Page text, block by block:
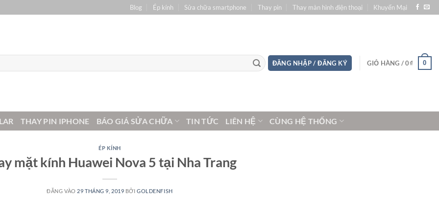
Blog Ép kính Sửa chữa smartphone Thay pin Thay màn hình điện thoại Khuyến Mại
ĐĂNG NHẬP / ĐĂNG KÝ GIỎ HÀNG /0₫ 0
THAY PIN IPHONE BÁO GIÁ SỬA CHỮA TIN TỨC LIÊN HỆ CÙNG HỆ THỐNG
ÉP KÍNH
mặt kính Huawei Nova 5 tại Nha Trang
ĐĂNG VÀO 29 THÁNG 9, 2019 BỞIGOLDENFISH